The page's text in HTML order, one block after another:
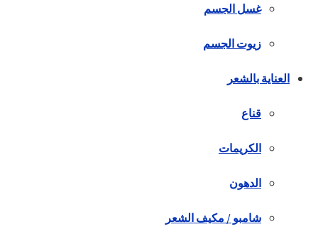
غسل الجسم
زيوت الجسم
العناية بالشعر
قناع
الكريمات
الدهون
شامبو / مكيف الشعر